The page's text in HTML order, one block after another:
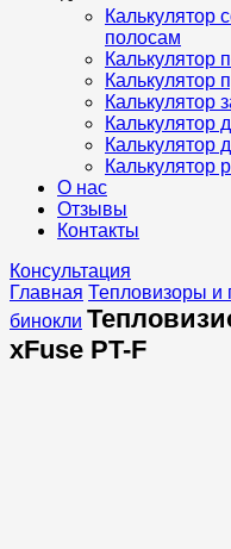
Калькулятор
полосам
Калькулятор
Калькулятор
Калькулятор
Калькулятор
Калькулятор
Калькулятор
О нас
Отзывы
Контакты
Консультация
Главная Тепловизоры и
бинокли
xFuse PT-F